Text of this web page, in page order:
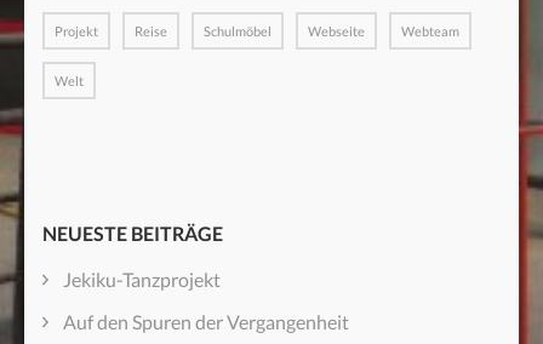
Projekt Reise Schulmöbel Webseite Webteam
Welt
NEUESTE BEITRÄGE
Jekiku-Tanzprojekt
Auf den Spuren der Vergangenheit